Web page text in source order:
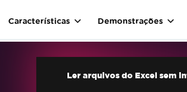
Características Demonstrações
Ler arquivos do Excel sem